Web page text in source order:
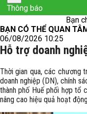
Thông báo
Bạn
BẠN CÓ THỂ QUAN
06/08/2026 10:25
Hỗ trợ doanh
Thời gian qua, các chương
doanh nghiệp (DN), chính
thành phố Huế phối hợp tổ
nâng cao hiệu quả hoạt